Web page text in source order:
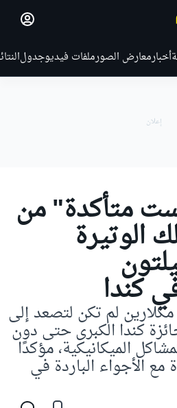
أخبارمعارض الصورملفات فيديوجدول
متأكدة" من
الوتيرة
كندا
مكلارين لم تكن لتصعد إلى
كندا الكبرى حتى دون
الميكانيكية، مؤكدًا
الأجواء الباردة في